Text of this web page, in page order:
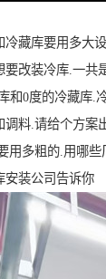
冷藏库要用多大
要改装冷库.一共
和0度的冷藏库.
调料.请给个方案
用多粗的.用哪些
安装公司告诉你